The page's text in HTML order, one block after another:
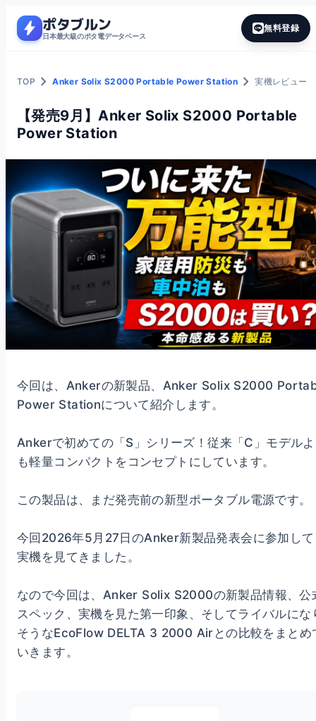
bolt ポタブルン
日本最大級のポタ電データベース
無料登録
TOP chevron_rightAnker Solix S2000 Portable Power Station chevron_right実機レビュー
【発売9月】Anker Solix S2000 Portable
Power Station
今回は、Ankerの新製品、Anker Solix S2000
Power Stationについて紹介します。
Ankerで初めての「S」シリーズ！従来「C」モデル
も軽量コンパクトをコンセプトにしています。
この製品は、まだ発売前の新型ポータブル電源です。
今回2026年5月27日のAnker新製品発表会に参加し
実機を見てきました。
なので今回は、Anker Solix S2000の新製品情報、公
スペック、実機を見た第一印象、そしてライバルにな
そうなEcoFlow DELTA 3 2000 Airとの比較をまとめ
いきます。